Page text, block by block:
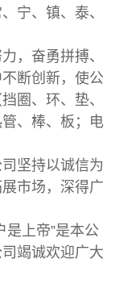
宁、镇、泰、
，奋勇拼搏、
断创新，使公
圈、环、垫、
、棒、板；电
坚持以诚信为
市场，深得广
上帝”是本公
竭诚欢迎广大